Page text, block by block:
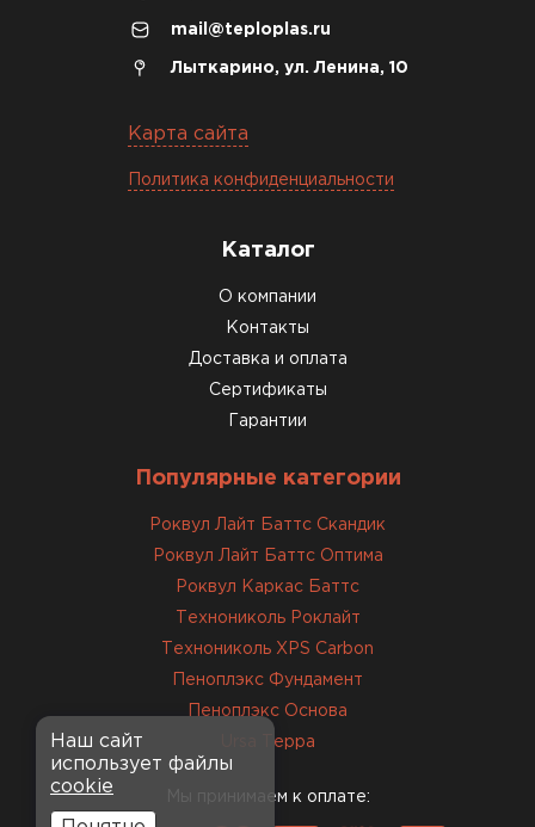
mail@teploplas.ru
Лыткарино, ул. Ленина, 10
Карта сайта
Политика конфиденциальности
Каталог
О компании
Контакты
Доставка и оплата
Сертификаты
Гарантии
Популярные категории
Роквул Лайт Баттс Скандик
Роквул Лайт Баттс Оптима
Роквул Каркас Баттс
Технониколь Роклайт
Технониколь XPS Carbon
Пеноплэкс Фундамент
Пеноплэкс Основа
Ursa Терра
Мы принимаем к оплате:
Наш сайт
использует файлы
cookie